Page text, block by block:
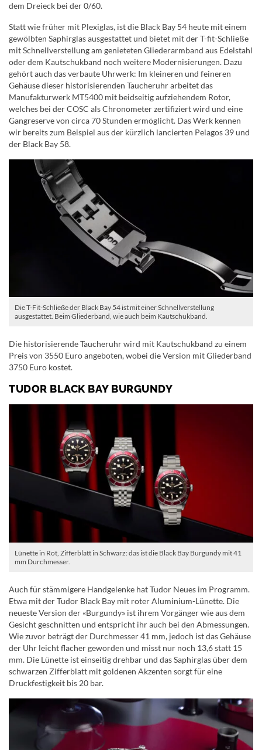
dem Dreieck bei der 0/60.
Statt wie früher mit Plexiglas, ist die Black Bay 54 heute mit einem
gewölbten Saphirglas ausgestattet und bietet mit der T-fit-Schließe
mit Schnellverstellung am genieteten Gliederarmband aus Edelstahl
oder dem Kautschukband noch weitere Modernisierungen. Dazu
gehört auch das verbaute Uhrwerk: Im kleineren und feineren
Gehäuse dieser historisierenden Taucheruhr arbeitet das
Manufakturwerk MT5400 mit beidseitig aufziehendem Rotor,
welches bei der COSC als Chronometer zertifiziert wird und eine
Gangreserve von circa 70 Stunden ermöglicht. Das Werk kennen
wir bereits zum Beispiel aus der kürzlich lancierten Pelagos 39 und
der Black Bay 58.
Die T-Fit-Schließe der Black Bay 54 ist mit einer Schnellverstellung
ausgestattet. Beim Gliederband, wie auch beim Kautschukband.
Die historisierende Taucheruhr wird mit Kautschukband zu einem
Preis von 3550 Euro angeboten, wobei die Version mit Gliederband
3750 Euro kostet.
TUDOR BLACK BAY BURGUNDY
Lünette in Rot, Zifferblatt in Schwarz: das ist die Black Bay Burgundy mit 41
mm Durchmesser.
Auch für stämmigere Handgelenke hat Tudor Neues im Programm.
Etwa mit der Tudor Black Bay mit roter Aluminium-Lünette. Die
neueste Version der «Burgundy» ist ihrem Vorgänger wie aus dem
Gesicht geschnitten und entspricht ihr auch bei den Abmessungen.
Wie zuvor beträgt der Durchmesser 41 mm, jedoch ist das Gehäuse
der Uhr leicht flacher geworden und misst nur noch 13,6 statt 15
mm. Die Lünette ist einseitig drehbar und das Saphirglas über dem
schwarzen Zifferblatt mit goldenen Akzenten sorgt für eine
Druckfestigkeit bis 20 bar.